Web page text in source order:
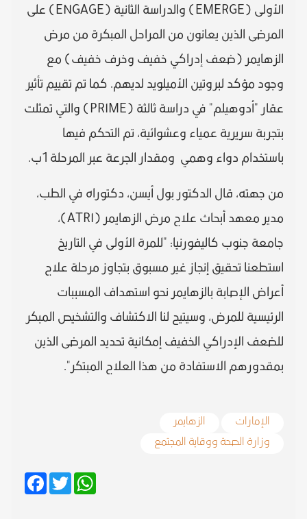
الأولى (EMERGE) والدراسة الثانية (ENGAGE) على
المرضى الذين يعانون من المراحل المبكرة من مرض
الزهايمر (ضعف إدراكي خفيف وخرف خفيف) مع
وجود مؤكد لبروتين الأميلويد لديهم. كما تم تقييم تأثير
عقار "أدوهيلم" في دراسة ثالثة (PRIME) والتي تمثلت
بتجربة سريرية عمياء وعشوائية، تم التحكم فيها
باستخدام دواء وهمي ومقدار الجرعة عبر المرحلة 1ب.
من جهته، قال الدكتور بول أيسن، دكتوراه في الطب،
مدير معهد أبحاث علاج مرض الزهايمر (ATRI)،
جامعة جنوب كاليفورنيا: "للمرة الأولى في التاريخ
استطعنا تحقيق إنجاز غير مسبوق بتجاوز مرحلة علاج
أعراض الإصابة بالزهايمر نحو استهداف المسببات
الرئيسية للمرض، وسيتيح لنا الاكتشاف والتشخيص المبكر
للضعف الإدراكي الخفيف إمكانية تحديد المرضى الذين
بمقدورهم الاستفادة من هذا العلاج المبتكر".
الإمارات
الزهايمر
وزارة الصحة ووقاية المجتمع
Facebook
Twitter